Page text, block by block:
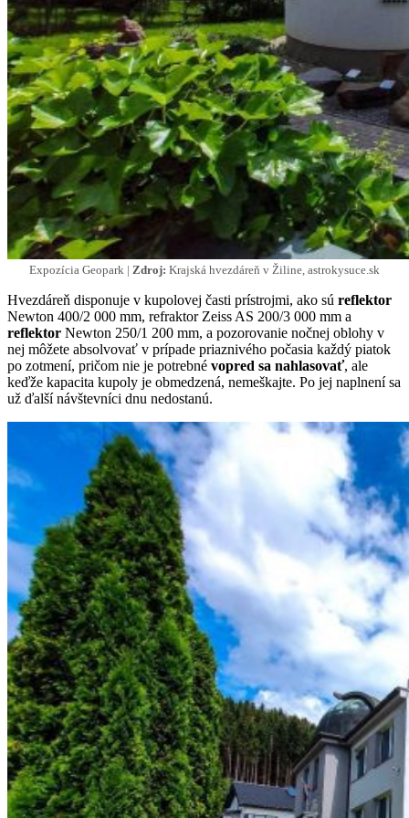
Expozícia Geopark | Zdroj: Krajská hvezdáreň v Žiline, astrokysuce.sk
Hvezdáreň disponuje v kupolovej časti prístrojmi, ako sú reflektor
Newton 400/2 000 mm, refraktor Zeiss AS 200/3 000 mm a
reflektor Newton 250/1 200 mm, a pozorovanie nočnej oblohy v
nej môžete absolvovať v prípade priaznivého počasia každý piatok
po zotmení, pričom nie je potrebné vopred sa nahlasovať, ale
keďže kapacita kupoly je obmedzená, nemeškajte. Po jej naplnení sa
už ďalší návštevníci dnu nedostanú.